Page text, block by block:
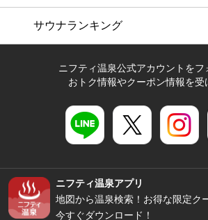
サウナランキング
ニフティ温泉公式アカウントをフ
おトク情報やクーポン情報を受
ニフティ温泉アプリ
地図から温泉検索！お得な限定ク
今すぐダウンロード！